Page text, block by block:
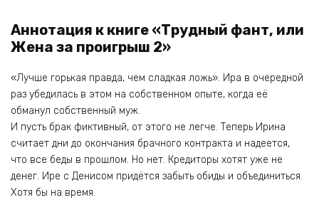
Аннотация к книге «Трудный фант, или
Жена за проигрыш 2»
«Лучше горькая правда, чем сладкая ложь». Ира в очередной
раз убедилась в этом на собственном опыте, когда её
обманул собственный муж.
И пусть брак фиктивный, от этого не легче. Теперь Ирина
считает дни до окончания брачного контракта и надеется,
что все беды в прошлом. Но нет. Кредиторы хотят уже не
денег. Ире с Денисом придётся забыть обиды и объединиться.
Хотя бы на время.